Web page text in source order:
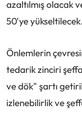
azaltılmış olacak
50'ye yükseltilecek.
Önlemlerin
tedarik zinciri
ve dök" şartı
izlenebilirlik ve